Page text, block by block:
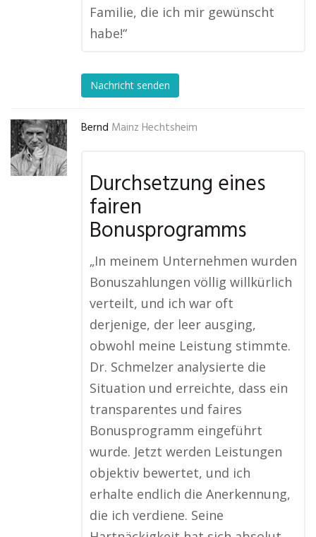
Familie, die ich mir gewünscht
habe!“
Nachricht senden
Bernd Mainz Hechtsheim
Durchsetzung eines
fairen
Bonusprogramms
„In meinem Unternehmen wurden
Bonuszahlungen völlig willkürlich
verteilt, und ich war oft
derjenige, der leer ausging,
obwohl meine Leistung stimmte.
Dr. Schmelzer analysierte die
Situation und erreichte, dass ein
transparentes und faires
Bonusprogramm eingeführt
wurde. Jetzt werden Leistungen
objektiv bewertet, und ich
erhalte endlich die Anerkennung,
die ich verdiene. Seine